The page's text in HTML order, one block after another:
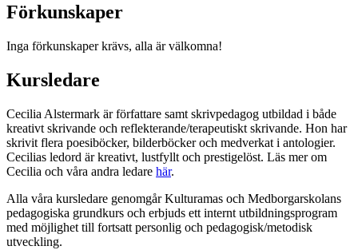
Förkunskaper
Inga förkunskaper krävs, alla är välkomna!
Kursledare
Cecilia Alstermark är författare samt skrivpedagog utbildad i både
kreativt skrivande och reflekterande/terapeutiskt skrivande. Hon har
skrivit flera poesiböcker, bilderböcker och medverkat i antologier.
Cecilias ledord är kreativt, lustfyllt och prestigelöst. Läs mer om
Cecilia och våra andra ledare här.
Alla våra kursledare genomgår Kulturamas och Medborgarskolans
pedagogiska grundkurs och erbjuds ett internt utbildningsprogram
med möjlighet till fortsatt personlig och pedagogisk/metodisk
utveckling.